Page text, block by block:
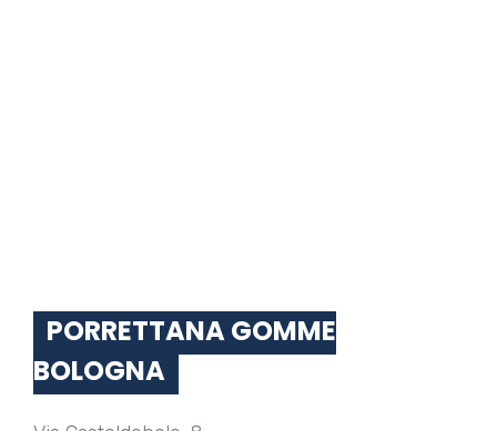
PORRETTANA GOMME
BOLOGNA